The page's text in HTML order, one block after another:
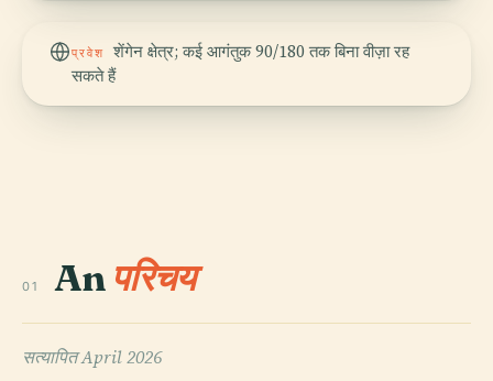
प्रवेश
शेंगेन क्षेत्र; कई आगंतुक 90/180 तक बिना वीज़ा रह
सकते हैं
01 An परिचय
सत्यापितApril 2026